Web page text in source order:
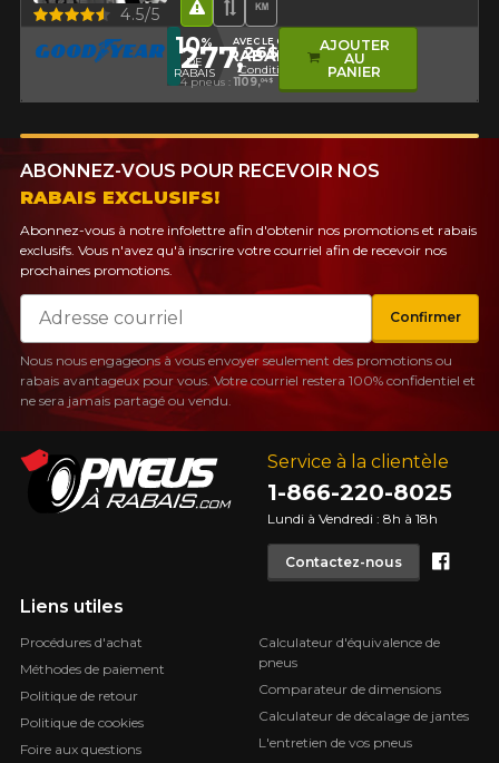
Bande de roulement
Haut kilométrage
Hasard routier
Aperçu 4.5/5
10%
DE
RABAIS
AVEC LE CODE
RABAIS10
Conditions
277,26$
4 pneus : 1109,04$
AJOUTER
AU
PANIER
Service à la clientèle
1-866-220-8025
Lundi à Vendredi : 8h à 18h
Contactez-nous
Liens utiles
Procédures d'achat
Méthodes de paiement
Politique de retour
Politique de cookies
Foire aux questions
Calculateur d'équivalence de
pneus
Comparateur de dimensions
Calculateur de décalage de jantes
L'entretien de vos pneus
ABONNEZ-VOUS POUR RECEVOIR NOS
RABAIS EXCLUSIFS!
Abonnez-vous à notre infolettre afin d'obtenir nos promotions et rabais
exclusifs. Vous n'avez qu'à inscrire votre courriel afin de recevoir nos
prochaines promotions.
Courriel
Confirmer
Nous nous engageons à vous envoyer seulement des promotions ou
rabais avantageux pour vous. Votre courriel restera 100% confidentiel et
ne sera jamais partagé ou vendu.